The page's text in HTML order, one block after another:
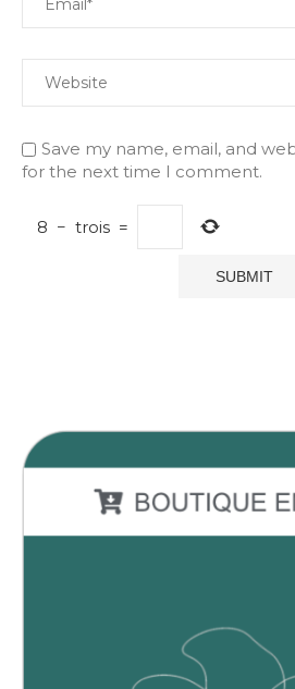
Save my name, email, and
for the next time I comment.
8 − trois =